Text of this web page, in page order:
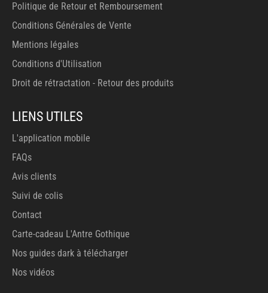
Politique de Retour et Remboursement
Conditions Générales de Vente
Mentions légales
Conditions d'Utilisation
Droit de rétractation - Retour des produits
LIENS UTILES
L'application mobile
FAQs
Avis clients
Suivi de colis
Contact
Carte-cadeau L'Antre Gothique
Nos guides dark à télécharger
Nos vidéos